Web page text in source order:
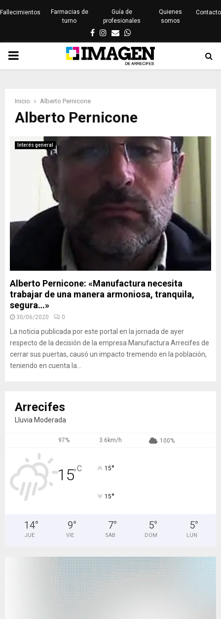
Fallecimientos
Farmacias de
turno
Guía de
profesionales
Quienes
somos
Contacto
Facebook
Instagram
EmailWhatsapp
PRIMARY
Inicio Alberto Pernicone
Alberto Pernicone
Interés general
Alberto Pernicone: «Manufactura necesita
trabajar de una manera armoniosa, tranquila,
segura…»
30/06/2020 0
La noticia publicada por este portal en la jornada de ayer
respecto de la decisión de la empresa Manufactura Arrecifes de
cerrar sus puertas, causó un impacto tremendo en la población,
teniendo en cuenta la...
Arrecifes
Lluvia Moderada
97% 3.6km/h 100%
15°C 15°
15°
14°
JUE
9°
VIE
7°
SAB
5°
DOM
5°
LUN